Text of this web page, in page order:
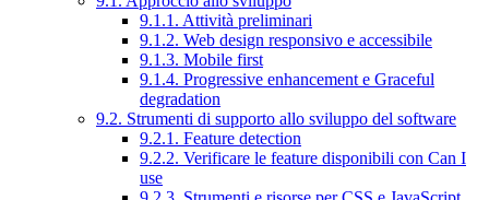
9.1.1. Attività preliminari
9.1.2. Web design responsivo e accessibile
9.1.3. Mobile first
9.1.4. Progressive enhancement e Graceful
degradation
9.2. Strumenti di supporto allo sviluppo del software
9.2.1. Feature detection
9.2.2. Verificare le feature disponibili con Can I
use